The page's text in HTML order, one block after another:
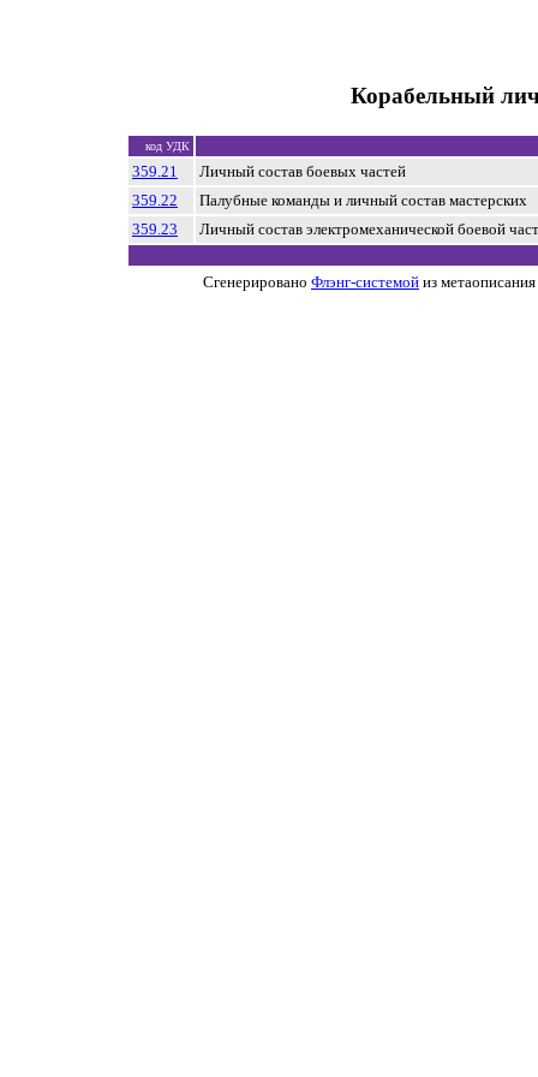
Корабельный
код УДК
359.21
Личный состав боевых частей
359.22
Палубные команды и личный состав мастерских
359.23
Личный состав электромеханической боевой
Сгенерировано Флэнг-системой из